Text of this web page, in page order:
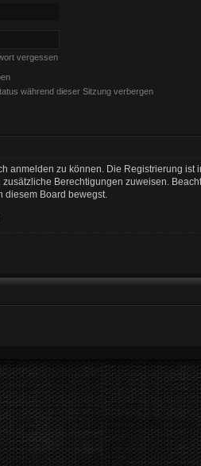
vergessen
während dieser Sitzung verbergen
anmelden zu können. Die Registrierung
Berechtigungen zuweisen.
Board bewegst.